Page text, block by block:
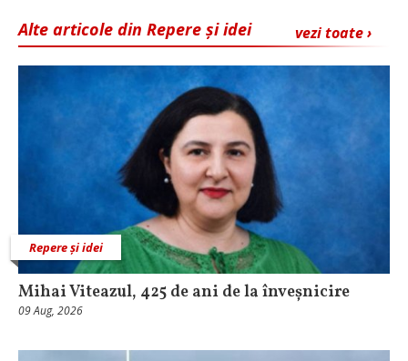
vezi toate ›
Alte articole din Repere și idei
Repere și idei
Mihai Viteazul, 425 de ani de la înveșnicire
09 Aug, 2026